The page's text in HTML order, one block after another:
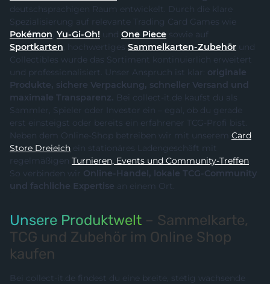
deutschsprachigen Raum entwickelt. Durch die klare
Spezialisierung auf relevante Trading Card Games wie
Pokémon, Yu-Gi-Oh! und One Piece sowie auf
Sportkarten , hochwertiges Sammelkarten-Zubehör
Collectibles wurde das Sortiment kontinuierlich erweitert
und professionalisiert. Unser Anspruch ist klar: originale
Produkte, sichere Verpackung, schneller Versand und
maximale Transparenz. Bei collect-it.de kaufst du als
Sammler, Spieler oder Investor ein – egal, ob du gerade
erst einsteigst oder bereits ein erfahrener TCG-Profi bist.
Neben dem Online-Shop betreiben wir mit unserem Card
Store Dreieich ein stationäres Ladengeschäft mit
regelmäßigen
Turnieren, Events und Community-Treffen.
So verbinden wir Online-Handel, lokale TCG-Community
und fachliche Expertise an einem Ort.
Unsere Produktwelt – Sammelkarte,
TCG und Zubehör im Online Shop
kaufen
Bei collect-it.de findest du eine breite, stetig wachsende